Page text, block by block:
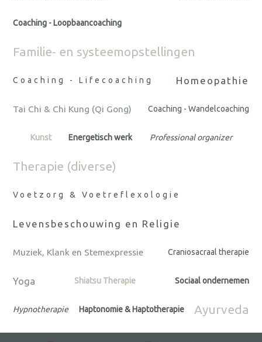
Coaching - Loopbaancoaching
Familie- en systeemopstellingen
Coaching - Lifecoaching Homeopathie
Tai Chi & Chi Kung (Qi Gong) Coaching - Wandelcoaching
Kunst Energetisch werk Professional organizer
Therapie (diverse)
Voetzorg & Voetreflexologie
Levensbeschouwing en Religie
Muziek, Klank en Stemexpressie Craniosacraal therapie
Yoga Shiatsu Therapie Sociaal ondernemen
Hypnotherapie Haptonomie & Haptotherapie Ayurveda